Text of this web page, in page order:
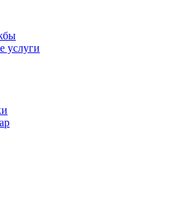
услуги